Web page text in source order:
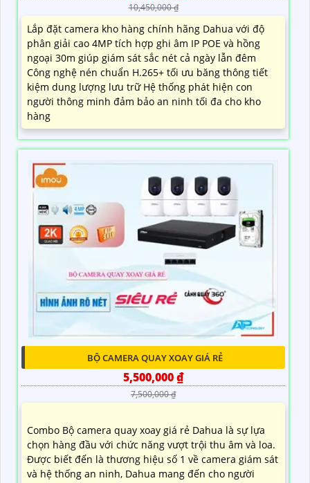
10,450,000 ₫
Lắp đặt camera kho hàng chính hãng Dahua với độ
phân giải cao 4MP tích hợp ghi âm IP POE và hồng
ngoại 30m giúp giám sát sắc nét cả ngày lẫn đêm
Công nghệ nén chuẩn H.265+ tối ưu băng thông tiết
kiệm dung lượng lưu trữ Hệ thống phát hiện con
người thông minh đảm bảo an ninh tối đa cho kho
hàng
BỘ CAMERA QUAY XOAY GIÁ RẺ
5,500,000 ₫
7,500,000 ₫
Combo Bộ camera quay xoay giá rẻ Dahua là sự lựa
chọn hàng đầu với chức năng vượt trội thu âm và loa.
Được biết đến là thương hiệu số 1 về camera giám sát
và hệ thống an ninh, Dahua mang đến cho người